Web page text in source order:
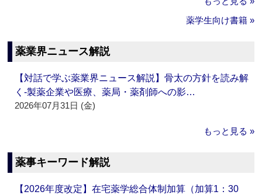
薬学生向け書籍 »
薬業界ニュース解説
【対話で学ぶ薬業界ニュース解説】骨太の方針を読み解
く‐製薬企業や医療、薬局・薬剤師への影…
2026年07月31日 (金)
もっと見る »
薬事キーワード解説
【2026年度改定】在宅薬学総合体制加算（加算1：30